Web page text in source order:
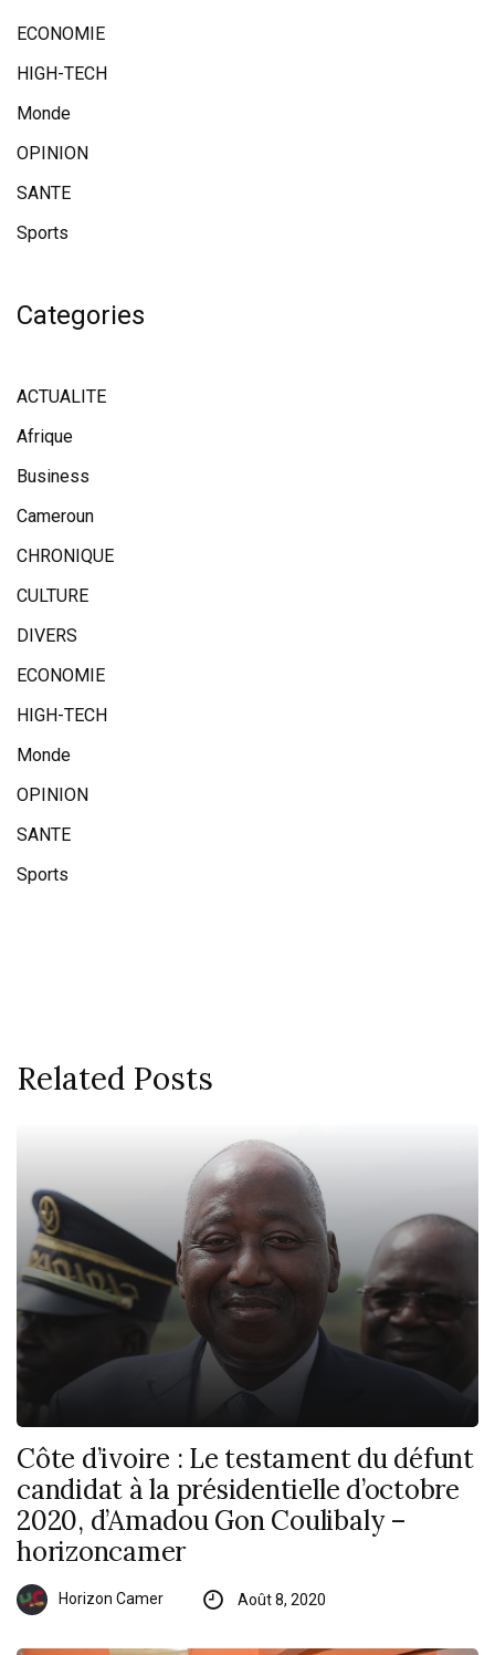
ECONOMIE
HIGH-TECH
Monde
OPINION
SANTE
Sports
Categories
ACTUALITE
Afrique
Business
Cameroun
CHRONIQUE
CULTURE
DIVERS
ECONOMIE
HIGH-TECH
Monde
OPINION
SANTE
Sports
Related Posts
Côte d’ivoire : Le testament du défunt
candidat à la présidentielle d’octobre
2020, d’Amadou Gon Coulibaly –
horizoncamer
Horizon Camer Août 8, 2020